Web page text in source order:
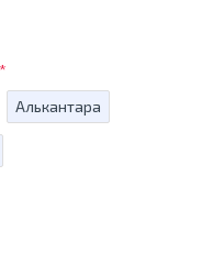
Алькантара